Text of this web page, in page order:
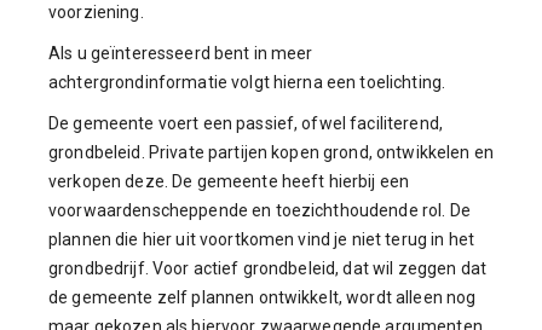
voorziening.
Als u geïnteresseerd bent in meer
achtergrondinformatie volgt hierna een toelichting.
De gemeente voert een passief, ofwel faciliterend,
grondbeleid. Private partijen kopen grond, ontwikkelen en
verkopen deze. De gemeente heeft hierbij een
voorwaardenscheppende en toezichthoudende rol. De
plannen die hier uit voortkomen vind je niet terug in het
grondbedrijf. Voor actief grondbeleid, dat wil zeggen dat
de gemeente zelf plannen ontwikkelt, wordt alleen nog